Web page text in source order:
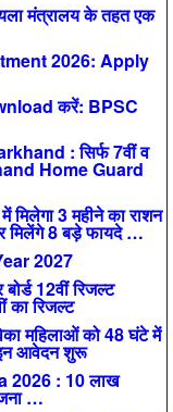
मंत्रालय के तहत एक
2026: Apply
करें: BPSC
: सिर्फ 7वीं व
Home Guard
3 महीने का राशन
मिलेंगे 8 बड़े फायदे …
2027
12वीं रिजल्ट
का रिजल्ट
महिलाओं को 48 घंटे में
आवेदन शुरू
2026 : 10 लाख
…